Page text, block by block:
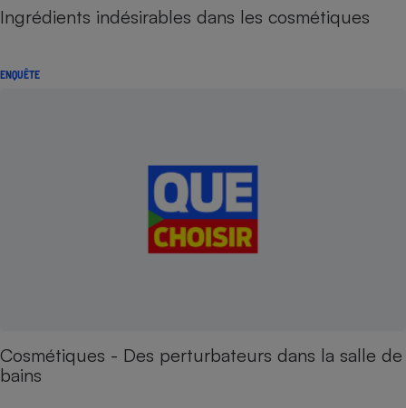
Ingrédients indésirables dans les cosmétiques
ENQUÊTE
Cosmétiques - Des perturbateurs dans la salle de
bains